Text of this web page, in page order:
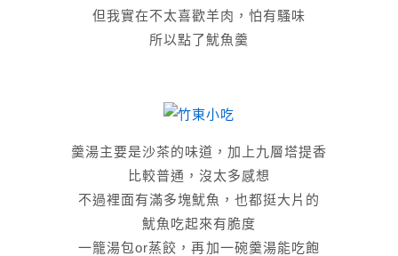
但我實在不太喜歡羊肉，怕有騷味
所以點了魷魚羹
羹湯主要是沙茶的味道，加上九層塔提香
比較普通，沒太多感想
不過裡面有滿多塊魷魚，也都挺大片的
魷魚吃起來有脆度
一籠湯包or蒸餃，再加一碗羹湯能吃飽